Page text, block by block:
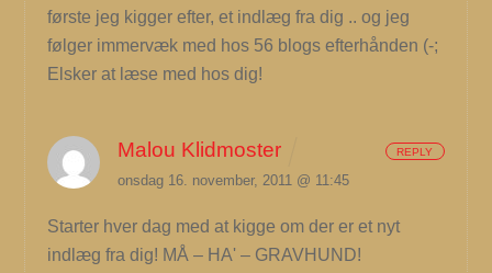
første jeg kigger efter, et indlæg fra dig .. og jeg
følger immervæk med hos 56 blogs efterhånden (-;
Elsker at læse med hos dig!
Malou Klidmoster
onsdag 16. november, 2011 @ 11:45
Starter hver dag med at kigge om der er et nyt
indlæg fra dig! MÅ – HA' – GRAVHUND!
REPLY